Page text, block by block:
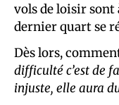
vols de loisir sont
dernier quart se
Dès lors,
difficulté c’est de
injuste, elle aura